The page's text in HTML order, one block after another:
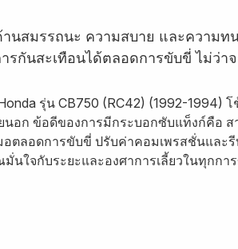
านสมรรถนะ ความสบาย และควา
กันสะเทือนได้ตลอดการขับขี่ ไม่ว่า
รุ่น CB750 (RC42) (1992-1994)
ก ข้อดีของการมีกระบอกซับแท็งก์คือ ส
ตลอดการขับขี่ ปรับค่าคอมเพรสชั่นและ
ใจกับระยะและองศาการเลี้ยวในทุกก